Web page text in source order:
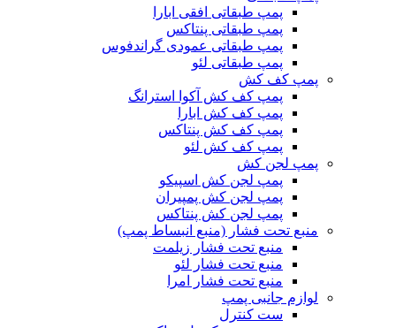
پمپ طبقاتی افقی ابارا
پمپ طبقاتی پنتاکس
پمپ طبقاتی عمودی گراندفوس
پمپ طبقاتی لئو
پمپ کف کش
پمپ کف کش آکوا استرانگ
پمپ کف کش ابارا
پمپ کف کش پنتاکس
پمپ کف کش لئو
پمپ لجن کش
پمپ لجن کش اسپیکو
پمپ لجن کش پمپیران
پمپ لجن کش پنتاکس
منبع تحت فشار (منبع انبساط پمپ)
منبع تحت فشار زیلمت
منبع تحت فشار لئو
منبع تحت فشار امرا
لوازم جانبی پمپ
ست کنترل